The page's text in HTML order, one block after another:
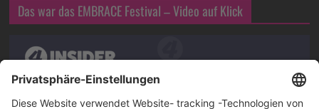
Das war das EMBRACE Festival – Video auf Klick